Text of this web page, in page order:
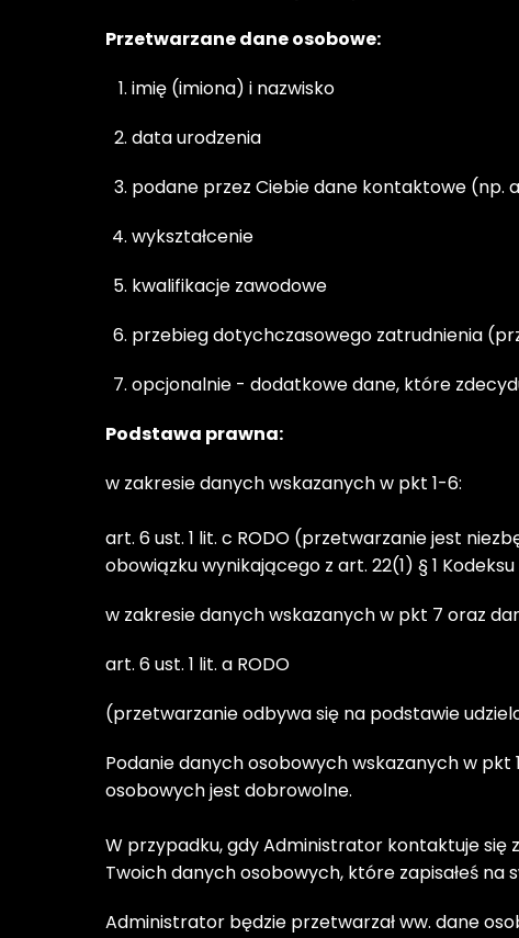
Przetwarzane dane osobowe:
imię (imiona) i nazwisko
data urodzenia
podane przez Ciebie dane kontaktowe (np.
wykształcenie
kwalifikacje zawodowe
przebieg dotychczasowego zatrudnienia
opcjonalnie - dodatkowe dane, które
Podstawa prawna:
w zakresie danych wskazanych w pkt 1-6:
art. 6 ust. 1 lit. c RODO (przetwarzanie jest
obowiązku wynikającego z art. 22(1) § 1
w zakresie danych wskazanych w pkt 7 oraz
art. 6 ust. 1 lit. a RODO
(przetwarzanie odbywa się na podstawie
Podanie danych osobowych wskazanych w pkt
osobowych jest dobrowolne.
W przypadku, gdy Administrator kontaktuje się
Twoich danych osobowych, które zapisałeś na
Administrator będzie przetwarzał ww. dane